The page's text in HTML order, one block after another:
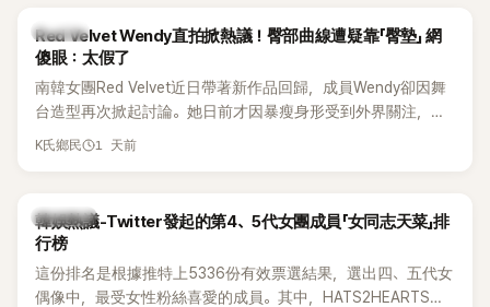
K-POP
Red Velvet Wendy直拍掀熱議！臀部曲線遭疑靠「臀墊」 網
傻眼：太假了
南韓女團Red Velvet近日帶著新作品回歸，成員Wendy卻因舞
台造型再次掀起討論。她日前才因暴瘦身形受到外界關注，又
被質疑在舞台上使用臀墊，如今最新打歌舞台曝光後，再度因
K氏鄉民 1 天前
熱議討論
韓娛熱議-Twitter發起的第4、5代女團成員「女同志天菜」排
行榜
這份排名是根據推特上5336份有效票選結果，選出四、五代女
偶像中，最受女性粉絲喜愛的成員。其中，HATS2HEARTS成